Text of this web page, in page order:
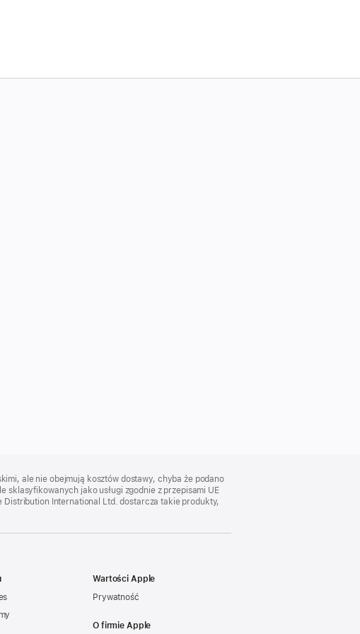
ale nie obejmują kosztów dostawy, chyba że podano
jako usługi zgodnie z przepisami UE
Distribution International Ltd. dostarcza takie produkty,
Wartości Apple
Prywatność
O firmie Apple